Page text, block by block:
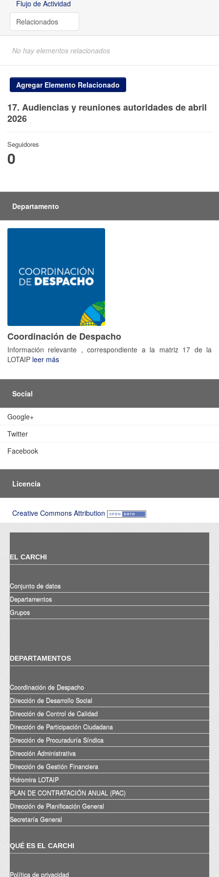
Flujo de Actividad
Relacionados
No hay elementos relacionados
Agregar Elemento Relacionado
17. Audiencias y reuniones autoridades de abril
2026
Seguidores
0
Departamento
Coordinación de Despacho
Información relevante , correspondiente a la matriz 17 de la
LOTAIP leer más
Social
Google+
Twitter
Facebook
Licencia
Creative Commons Attribution
EL CARCHI
Conjunto de datos
Departamentos
Grupos
DEPARTAMENTOS
Coordinación de Despacho
Dirección de Desarrollo Social
Dirección de Control de Calidad
Dirección de Participación Ciudadana
Dirección de Procuraduría Síndica
Dirección Administrativa
Dirección de Gestión Financiera
Hidromira LOTAIP
PLAN DE CONTRATACIÓN ANUAL (PAC)
Dirección de Planificación General
Secretaría General
QUÉ ES EL CARCHI
Política de privacidad